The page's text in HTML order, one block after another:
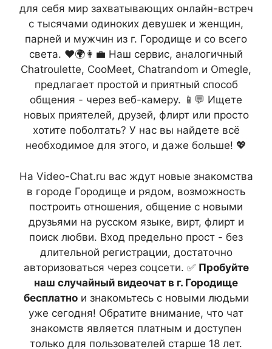
для себя мир захватывающих онлайн-встреч
с тысячами одиноких девушек и женщин,
парней и мужчин из г. Городище и со всего
света. ❤️🌍👩‍💼 Наш сервис, аналогичный
Chatroulette, CooMeet, Chatrandom и Omegle,
предлагает простой и приятный способ
общения - через веб-камеру. 📱💬 Ищете
новых приятелей, друзей, флирт или просто
хотите поболтать? У нас вы найдете всё
необходимое для этого, и даже больше! 💖
На Video-Chat.ru вас ждут новые знакомства
в городе Городище и рядом, возможность
построить отношения, общение с новыми
друзьями на русском языке, вирт, флирт и
поиск любви. Вход предельно прост - без
длительной регистрации, достаточно
авторизоваться через соцсети. ✅ Пробуйте
наш случайный видеочат в г. Городище
бесплатнои знакомьтесь с новыми людьми
уже сегодня! Обратите внимание, что чат
знакомств является платным и доступен
только для пользователей старше 18 лет.